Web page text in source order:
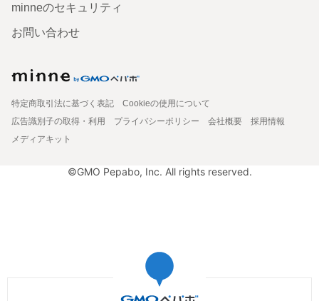
minneのセキュリティ
お問い合わせ
特定商取引法に基づく表記
Cookieの使用について
広告識別子の取得・利用
プライバシーポリシー 会社概要
採用情報
メディアキット
©GMO Pepabo, Inc. All rights reserved.